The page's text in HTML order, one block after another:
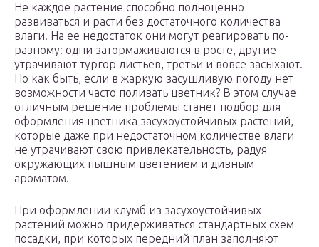
Не каждое растение способно полноценно
развиваться и расти без достаточного количества
влаги. На ее недостаток они могут реагировать по-
разному: одни затормаживаются в росте, другие
утрачивают тургор листьев, третьи и вовсе засыхают.
Но как быть, если в жаркую засушливую погоду нет
возможности часто поливать цветник? В этом случае
отличным решение проблемы станет подбор для
оформления цветника засухоустойчивых растений,
которые даже при недостаточном количестве влаги
не утрачивают свою привлекательность, радуя
окружающих пышным цветением и дивным
ароматом.
При оформлении клумб из засухоустойчивых
растений можно придерживаться стандартных схем
посадки, при которых передний план заполняют